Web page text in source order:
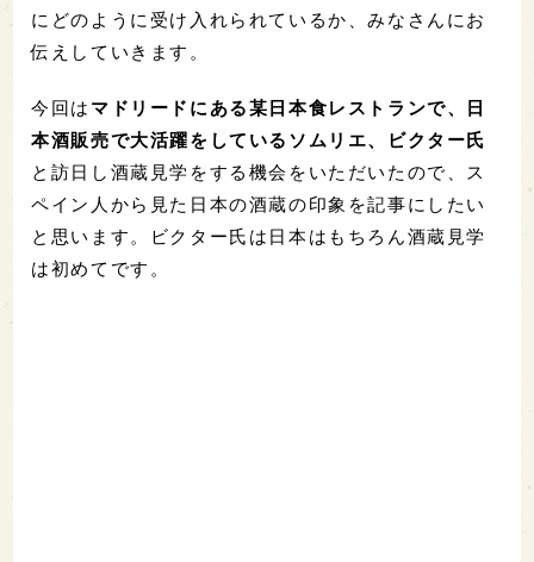
にどのように受け入れられているか、みなさんにお
伝えしていきます。
今回は マドリードにある某日本食レストランで、日
本酒販売で大活躍をしているソムリエ、ビクター氏
と訪日し酒蔵見学をする機会をいただいたので、ス
ペイン人から見た日本の酒蔵の印象を記事にしたい
と思います。ビクター氏は日本はもちろん酒蔵見学
は初めてです。